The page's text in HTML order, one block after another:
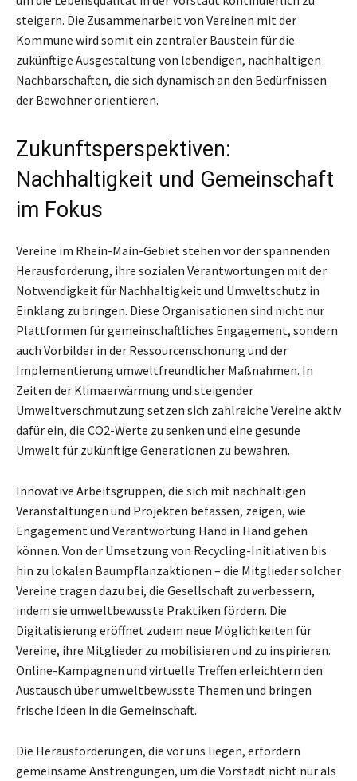
steigern. Die Zusammenarbeit von Vereinen mit der
Kommune wird somit ein zentraler Baustein für die
zukünftige Ausgestaltung von lebendigen, nachhaltigen
Nachbarschaften, die sich dynamisch an den Bedürfnissen
der Bewohner orientieren.
Zukunftsperspektiven:
Nachhaltigkeit und Gemeinschaft
im Fokus
Vereine im Rhein-Main-Gebiet stehen vor der spannenden
Herausforderung, ihre sozialen Verantwortungen mit der
Notwendigkeit für Nachhaltigkeit und Umweltschutz in
Einklang zu bringen. Diese Organisationen sind nicht nur
Plattformen für gemeinschaftliches Engagement, sondern
auch Vorbilder in der Ressourcenschonung und der
Implementierung umweltfreundlicher Maßnahmen. In
Zeiten der Klimaerwärmung und steigender
Umweltverschmutzung setzen sich zahlreiche Vereine aktiv
dafür ein, die CO2-Werte zu senken und eine gesunde
Umwelt für zukünftige Generationen zu bewahren.
Innovative Arbeitsgruppen, die sich mit nachhaltigen
Veranstaltungen und Projekten befassen, zeigen, wie
Engagement und Verantwortung Hand in Hand gehen
können. Von der Umsetzung von Recycling-Initiativen bis
hin zu lokalen Baumpflanzaktionen – die Mitglieder solcher
Vereine tragen dazu bei, die Gesellschaft zu verbessern,
indem sie umweltbewusste Praktiken fördern. Die
Digitalisierung eröffnet zudem neue Möglichkeiten für
Vereine, ihre Mitglieder zu mobilisieren und zu inspirieren.
Online-Kampagnen und virtuelle Treffen erleichtern den
Austausch über umweltbewusste Themen und bringen
frische Ideen in die Gemeinschaft.
Die Herausforderungen, die vor uns liegen, erfordern
gemeinsame Anstrengungen, um die Vorstadt nicht nur als